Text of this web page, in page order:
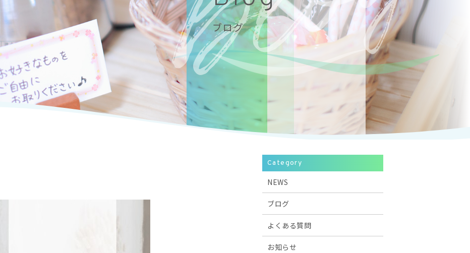
ブログ
Category
NEWS
ブログ
よくある質問
お知らせ